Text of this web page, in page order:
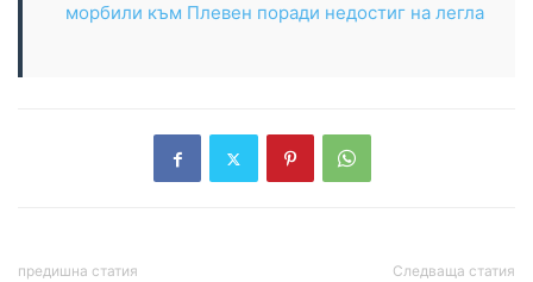
морбили към Плевен поради недостиг на легла
предишна статия Следваща статия